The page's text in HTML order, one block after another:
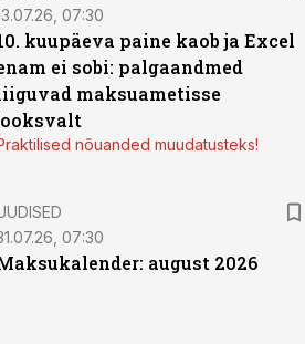
07:30
kuupäeva paine kaob ja Excel
ei sobi: palgaandmed
maksuametisse
nõuanded muudatusteks!
07:30
august 2026